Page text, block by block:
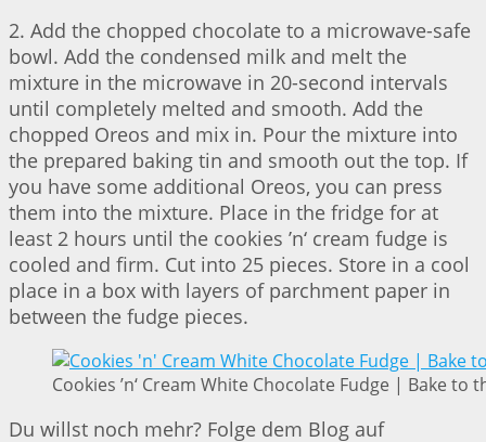
2. Add the chopped chocolate to a microwave-safe
bowl. Add the condensed milk and melt the
mixture in the microwave in 20-second intervals
until completely melted and smooth. Add the
chopped Oreos and mix in. Pour the mixture into
the prepared baking tin and smooth out the top. If
you have some additional Oreos, you can press
them into the mixture. Place in the fridge for at
least 2 hours until the cookies ’n‘ cream fudge is
cooled and firm. Cut into 25 pieces. Store in a cool
place in a box with layers of parchment paper in
between the fudge pieces.
Cookies ’n‘ Cream White Chocolate Fudge | Bake to
Du willst noch mehr? Folge dem Blog auf